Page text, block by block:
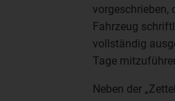
vorgeschrieben,
Fahrzeug
vollständig
Tage
Neben der